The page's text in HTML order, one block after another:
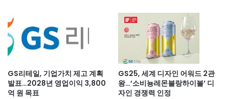
GS리테일, 기업가치 제고 계획
발표…2028년 영업이익 3,800
억 원 목표
GS25, 세계 디자인 어워드 2관
왕…‘소비뇽레몬블랑하이볼’ 디
자인 경쟁력 인정